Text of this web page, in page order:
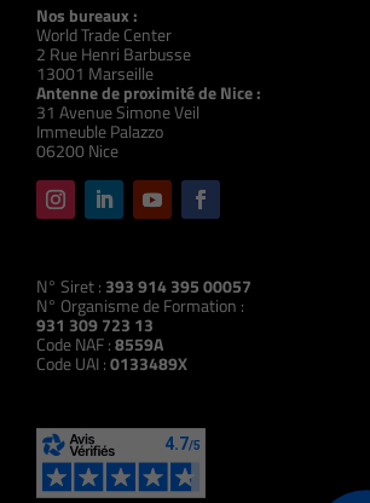
Nos bureaux :
World Trade Center
2 Rue Henri Barbusse
13001 Marseille
Antenne de proximité de Nice :
31 Avenue Simone Veil
Immeuble Palazzo
06200 Nice
N° Siret : 393 914 395 00057
N° Organisme de Formation :
931 309 723 13
Code NAF :8559A
Code UAI :0133489X